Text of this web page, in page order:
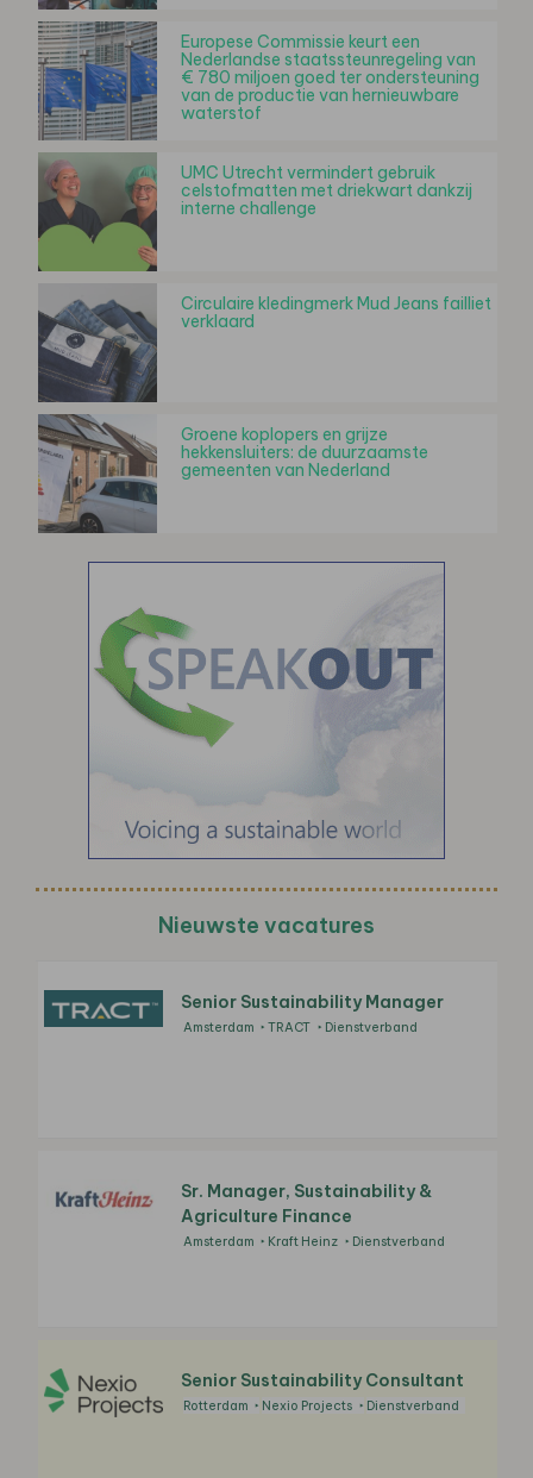
Europese Commissie keurt een
Nederlandse staatssteunregeling van
€ 780 miljoen goed ter ondersteuning
van de productie van hernieuwbare
waterstof
UMC Utrecht vermindert gebruik
celstofmatten met driekwart dankzij
interne challenge
Circulaire kledingmerk Mud Jeans failliet
verklaard
Groene koplopers en grijze
hekkensluiters: de duurzaamste
gemeenten van Nederland
Nieuwste vacatures
Senior Sustainability Manager
Amsterdam TRACT Dienstverband
Sr. Manager, Sustainability &
Agriculture Finance
Amsterdam Kraft Heinz Dienstverband
Senior Sustainability Consultant
Rotterdam Nexio Projects Dienstverband